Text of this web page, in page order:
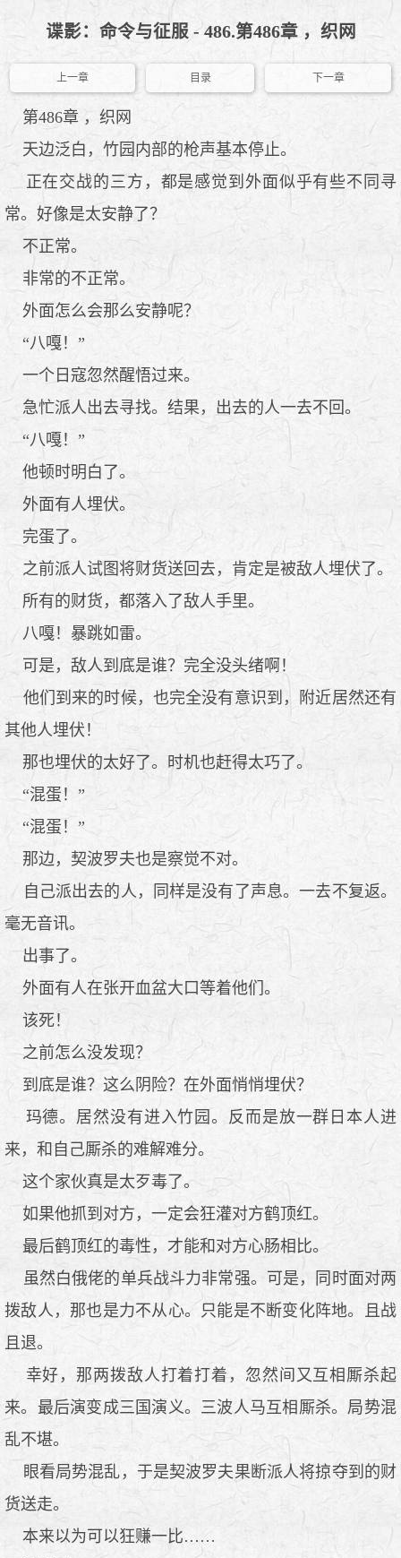
谍影：命令与征服 - 486.第486章 ，织网
上一章 目录 下一章
第486章 ，织网
天边泛白，竹园内部的枪声基本停止。
正在交战的三方，都是感觉到外面似乎有些不同寻
常。好像是太安静了？
不正常。
非常的不正常。
外面怎么会那么安静呢？
“八嘎！”
一个日寇忽然醒悟过来。
急忙派人出去寻找。结果，出去的人一去不回。
“八嘎！”
他顿时明白了。
外面有人埋伏。
完蛋了。
之前派人试图将财货送回去，肯定是被敌人埋伏了。
所有的财货，都落入了敌人手里。
八嘎！暴跳如雷。
可是，敌人到底是谁？完全没头绪啊！
他们到来的时候，也完全没有意识到，附近居然还有
其他人埋伏！
那也埋伏的太好了。时机也赶得太巧了。
“混蛋！”
“混蛋！”
那边，契波罗夫也是察觉不对。
自己派出去的人，同样是没有了声息。一去不复返。
毫无音讯。
出事了。
外面有人在张开血盆大口等着他们。
该死！
之前怎么没发现？
到底是谁？这么阴险？在外面悄悄埋伏？
玛德。居然没有进入竹园。反而是放一群日本人进
来，和自己厮杀的难解难分。
这个家伙真是太歹毒了。
如果他抓到对方，一定会狂灌对方鹤顶红。
最后鹤顶红的毒性，才能和对方心肠相比。
虽然白俄佬的单兵战斗力非常强。可是，同时面对两
拨敌人，那也是力不从心。只能是不断变化阵地。且战
且退。
幸好，那两拨敌人打着打着，忽然间又互相厮杀起
来。最后演变成三国演义。三波人马互相厮杀。局势混
乱不堪。
眼看局势混乱，于是契波罗夫果断派人将掠夺到的财
货送走。
本来以为可以狂赚一比……